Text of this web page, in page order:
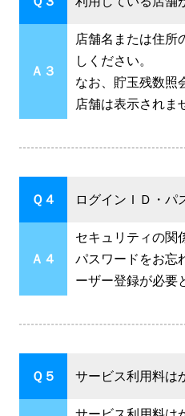
Ａ３
店舗名または住所
しください。
なお、貯玉残数照
店舗は表示されま
Ｑ４ ログインＩＤ・パ
Ａ４
セキュリティの関
パスワードをお忘
ーザー登録が必要
Ｑ５ サービス利用料は